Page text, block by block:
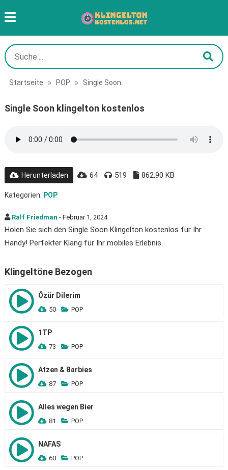
Startseite » POP » Single Soon
Single Soon klingelton kostenlos
Herunterladen 64 519 862,90 KB
Kategorien: POP
Ralf Friedman - Februar 1, 2024
Holen Sie sich den Single Soon Klingelton kostenlos für Ihr
Handy! Perfekter Klang für Ihr mobiles Erlebnis.
Klingeltöne Bezogen
Özür Dilerim
50 POP
1TP
73 POP
Atzen & Barbies
87 POP
Alles wegen Bier
81 POP
NAFAS
60 POP